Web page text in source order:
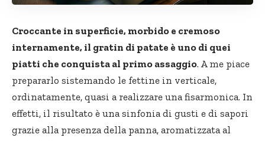
Croccante in superficie, morbido e cremoso
internamente, il gratin di patate è uno di quei
piatti che conquista al primo assaggio. A me piace
prepararlo sistemando le fettine in verticale,
ordinatamente, quasi a realizzare una fisarmonica. In
effetti, il risultato è una sinfonia di gusti e di sapori
grazie alla presenza della panna, aromatizzata al